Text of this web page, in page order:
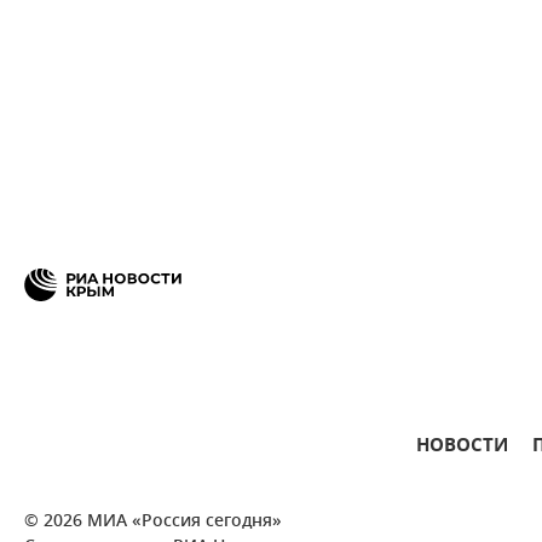
НОВОСТИ
© 2026 МИА «Россия сегодня»